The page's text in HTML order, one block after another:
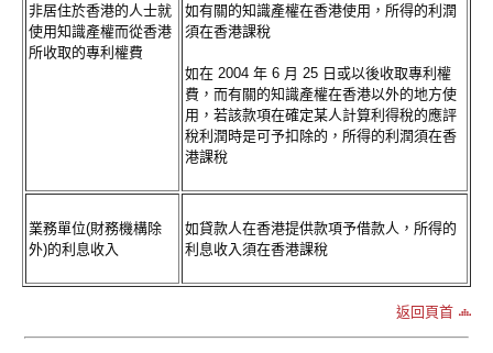
非居住於香港的人士就
使用知識產權而從香港
所收取的專利權費
如有關的知識產權在香港使用，所得的利潤
須在香港課稅
如在 2004 年 6 月 25 日或以後收取專利權
費，而有關的知識產權在香港以外的地方使
用，若該款項在確定某人計算利得稅的應評
稅利潤時是可予扣除的，所得的利潤須在香
港課稅
業務單位(財務機構除
外)的利息收入
如貸款人在香港提供款項予借款人，所得的
利息收入須在香港課稅
返回頁首